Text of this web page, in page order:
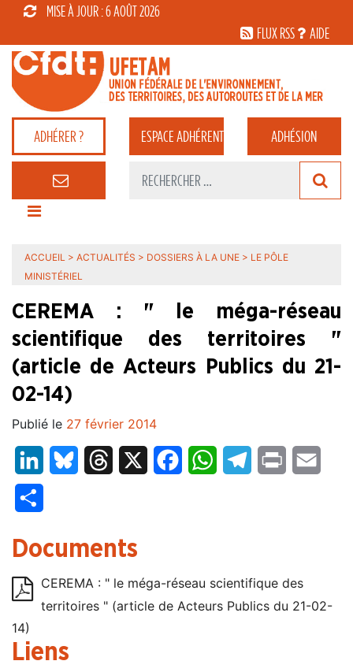
MISE À JOUR : 6 AOÛT 2026
FLUX RSS
AIDE
ADHÉRER ? ESPACEADHÉRENT ADHÉSION
ACCUEIL > ACTUALITÉS > DOSSIERS À LA UNE > LE PÔLE
MINISTÉRIEL
CEREMA : " le méga-réseau
scientifique des territoires "
(article de Acteurs Publics du 21-
02-14)
Publié le 27 février 2014
LinkedInBluesky Threads FacebookWhatsAppTelegram
Print
Documents
CEREMA : " le méga-réseau scientifique des
territoires " (article de Acteurs Publics du 21-02-
14)
Liens